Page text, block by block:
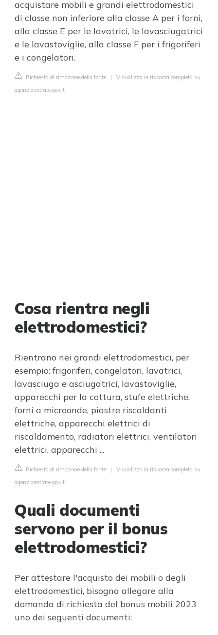
acquistare mobili e grandi elettrodomestici
di classe non inferiore alla classe A per i forni,
alla classe E per le lavatrici, le lavasciugatrici
e le lavastoviglie, alla classe F per i frigoriferi
e i congelatori.
Richiesta di rimozione della fonte | Visualizza la risposta completa su
agenziaentrate.gov.it
Cosa rientra negli
elettrodomestici?
Rientrano nei grandi elettrodomestici, per
esempio: frigoriferi, congelatori, lavatrici,
lavasciuga e asciugatrici, lavastoviglie,
apparecchi per la cottura, stufe elettriche,
forni a microonde, piastre riscaldanti
elettriche, apparecchi elettrici di
riscaldamento, radiatori elettrici, ventilatori
elettrici, apparecchi ...
Richiesta di rimozione della fonte | Visualizza la risposta completa su
agenziaentrate.gov.it
Quali documenti
servono per il bonus
elettrodomestici?
Per attestare l'acquisto dei mobili o degli
elettrodomestici, bisogna allegare alla
domanda di richiesta del bonus mobili 2023
uno dei seguenti documenti: